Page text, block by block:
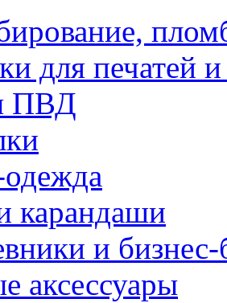
для печатей
ПВД
карандаши
и
аксессуары